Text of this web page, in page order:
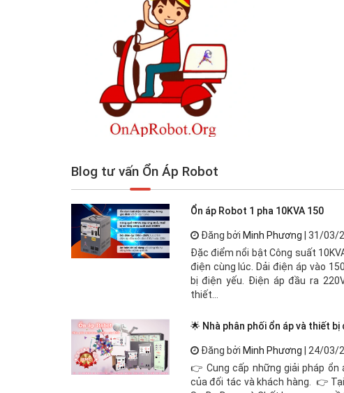
Blog tư vấn Ổn Áp Robot
Ổn áp Robot 1 pha 10KVA 150
Đăng bởi Minh Phương | 31/03/
Đặc điểm nổi bật Công suất
điện cùng lúc. Dải điện áp vào
bị điện yếu. Điện áp đầu ra
thiết...
🌟 Nhà phân phối ổn áp và thiết
Đăng bởi Minh Phương | 24/03/
👉 Cung cấp những giải pháp
của đối tác và khách hàng. 👉